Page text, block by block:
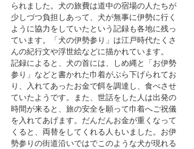
られました。犬の旅費は道中の宿場の人たちが
少しづつ負担しあって、犬が無事に伊勢に行く
ように協力をしていたという記録も各地に残っ
ています。「犬の伊勢参り」は江戸時代たくさ
んの紀行文や浮世絵などに描かれています。
記録によると、犬の首には、しめ縄と「お伊勢
参り」などと書かれた巾着がぶら下げられてお
り、入れてあったお金で餌を調達し、食べさせ
ていたようです。また、世話をした人は出発の
時間が来ると、旅の安全を願って巾着へご祝儀
を入れてあげます。だんだんお金が重くなって
くると、両替をしてくれる人もいました。お伊
勢参りの街道沿いではでこのような犬が現れる